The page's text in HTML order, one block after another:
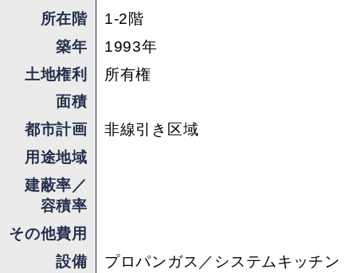
所在階
1-2階
築年
1993年
土地権利
所有権
面積
都市計画
非線引き区域
用途地域
建蔽率／
容積率
その他費用
設備
プロパンガス／システムキッチン